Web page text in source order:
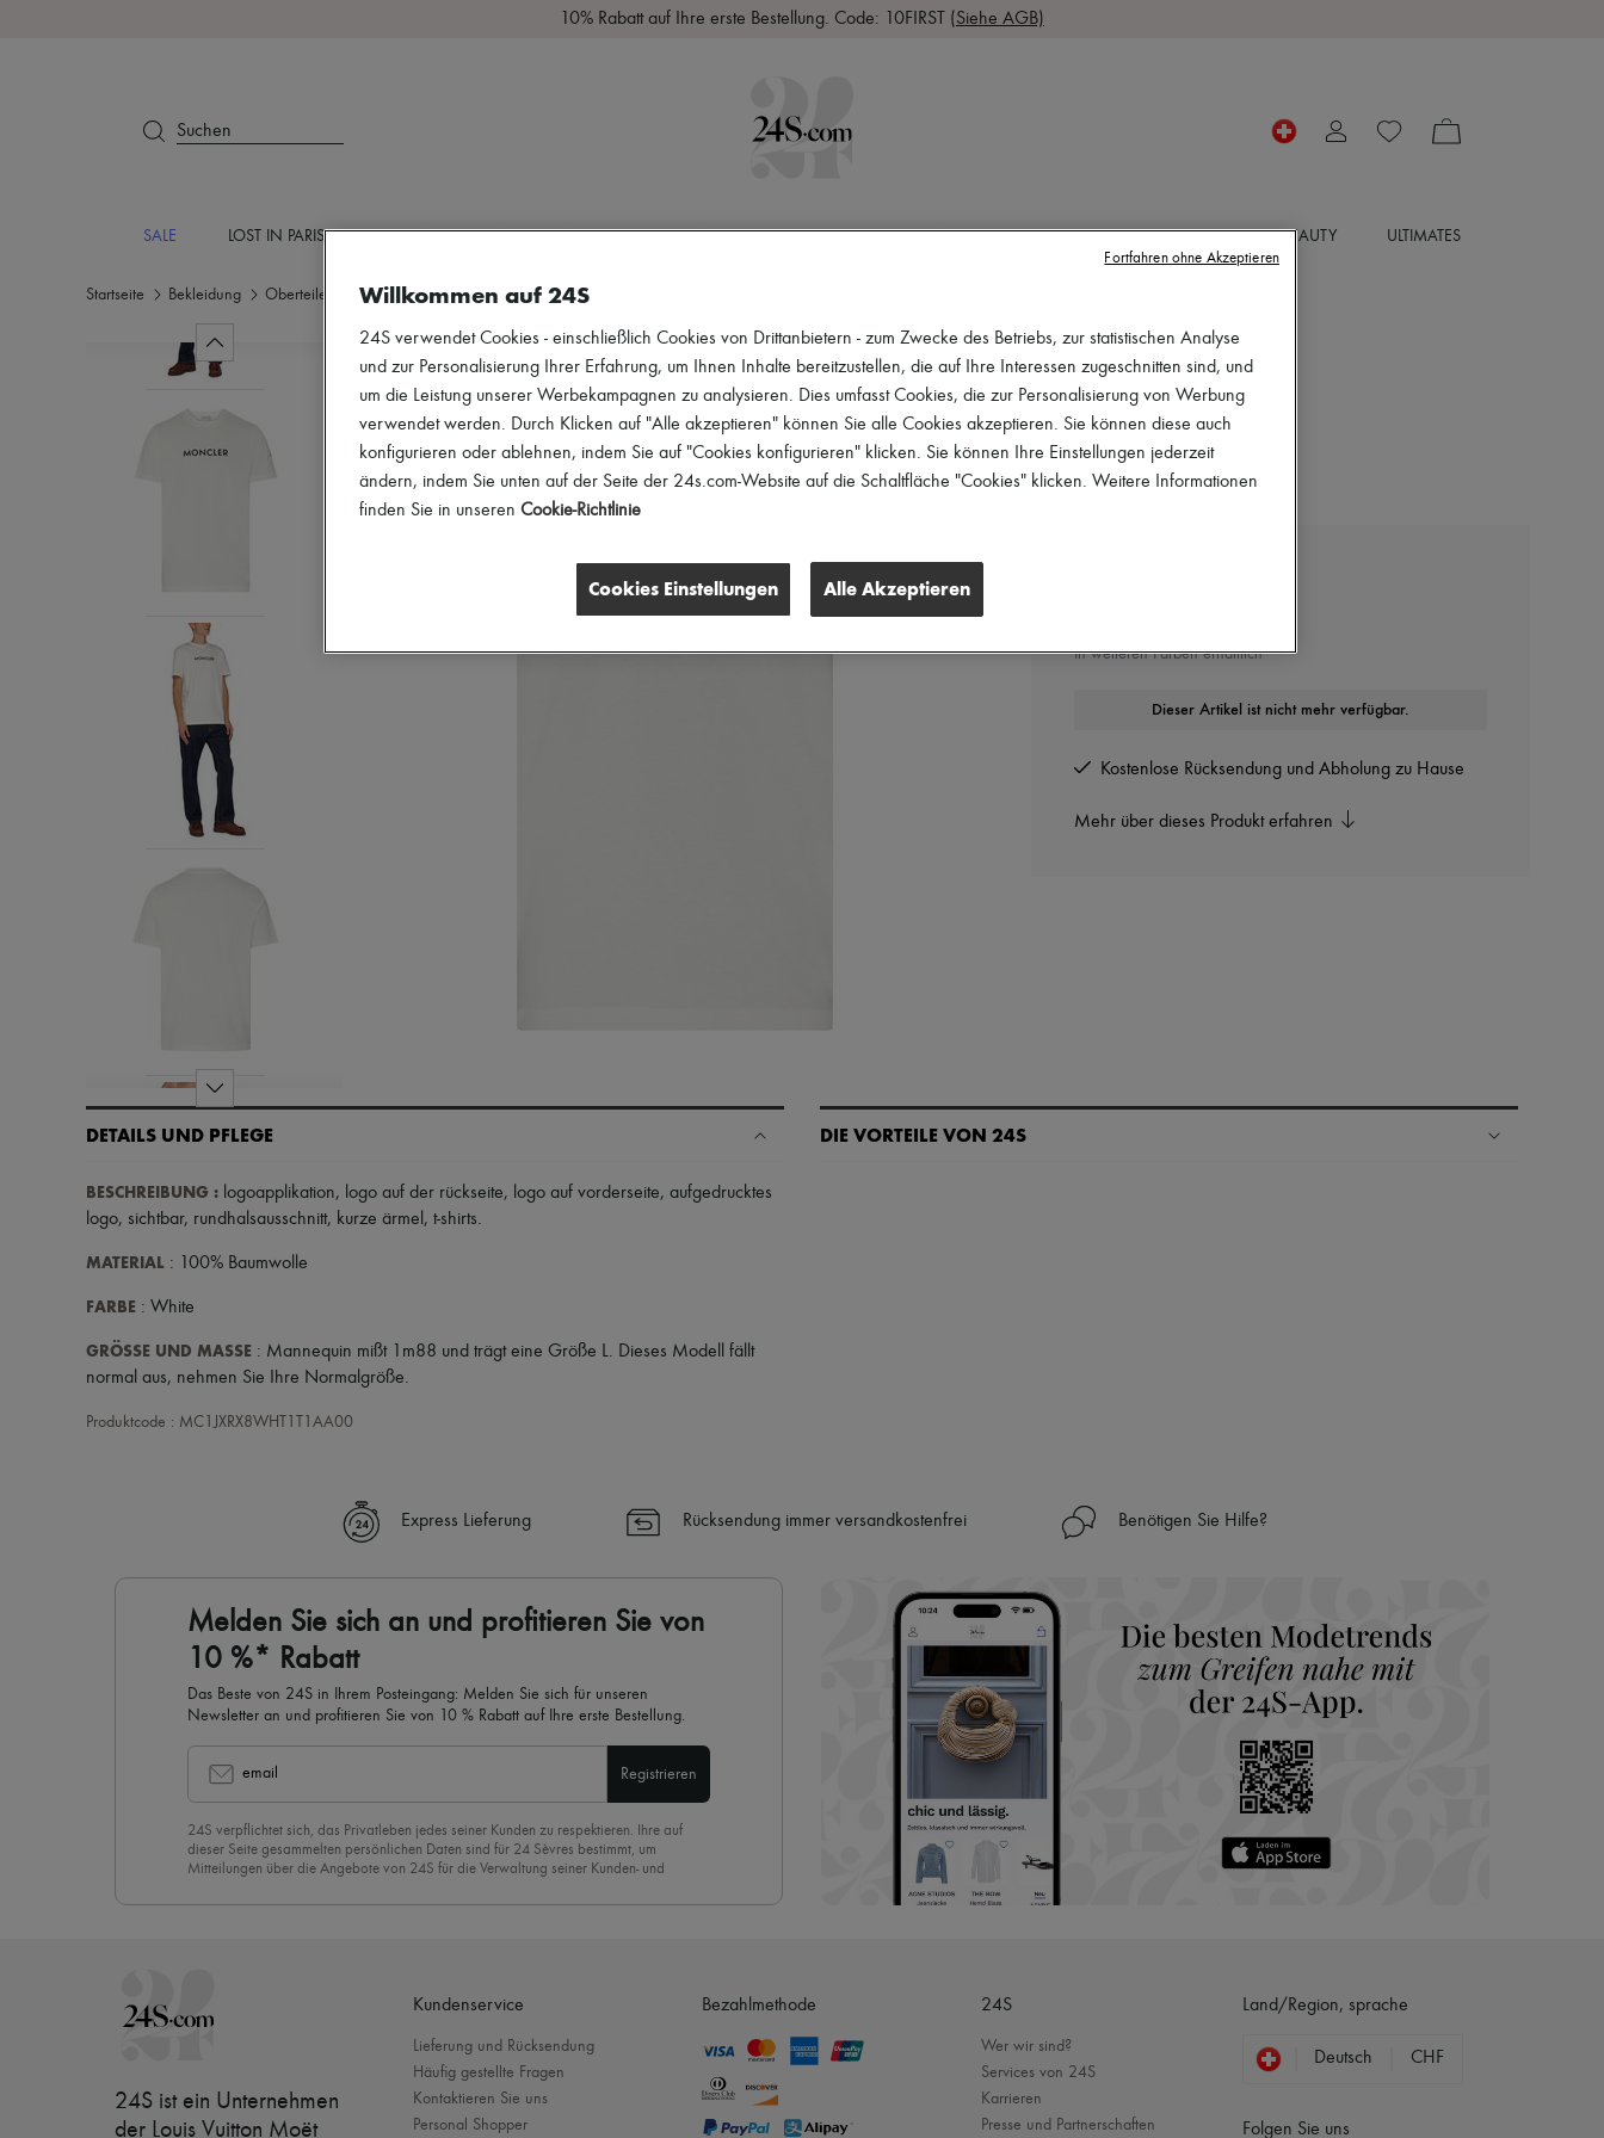
10% Rabatt auf Ihre erste Bestellung. Code: 10FIRST (Siehe AGB)
Suchen
SALE LOST IN PARIS DESIGNER NEUHEITEN BEKLEIDUNG SCHUHE TASCHEN ACCESSOIRES SCHMUCK BEAUTY ULTIMATES
Startseite Bekleidung Oberteile T-Shirt mit Logo
In weiteren Farben erhältlich
Dieser Artikel ist nicht mehr verfügbar.
Kostenlose Rücksendung und Abholung zu Hause
Mehr über dieses Produkt erfahren
DETAILS UND PFLEGE
BESCHREIBUNG : logoapplikation, logo auf der rückseite, logo auf vorderseite, aufgedrucktes
logo, sichtbar, rundhalsausschnitt, kurze ärmel , t-shirts.
MATERIAL : 100% Baumwolle
FARBE : White
GRÖSSE UND MASSE : Mannequin mißt 1m88 und trägt eine Größe L. Dieses Modell fällt
normal aus, nehmen Sie Ihre Normalgröße.
Produktcode : MC1JXRX8WHT1T1AA00
DIE VORTEILE VON 24S
Express Lieferung Rücksendung immer versandkostenfrei Benötigen Sie Hilfe?
Melden Sie sich an und profitieren Sie von
10 %* Rabatt
Das Beste von 24S in Ihrem Posteingang: Melden Sie sich für unseren
Newsletter an und profitieren Sie von 10 % Rabatt auf Ihre erste Bestellung.
email Registrieren
24S verpflichtet sich, das Privatleben jedes seiner Kunden zu respektieren. Ihre auf
dieser Seite gesammelten persönlichen Daten sind für 24 Sèvres bestimmt, um
Mitteilungen über die Angebote von 24S für die Verwaltung seiner Kunden- und
stimmen Sie unsererDatenschutzrichtlinievorbehaltlos zu. Um den Newsletter
24S ist ein Unternehmen
der Louis Vuitton Moët
Kundenservice
Lieferung und Rücksendung
Häufig gestellte Fragen
Kontaktieren Sie uns
Personal Shopper
Bezahlmethode 24S
Wer wir sind?
Services von 24S
Karrieren
Presse und Partnerschaften
Land/Region, sprache
Deutsch CHF
Folgen Sie uns
Willkommen auf 24S
24S verwendet Cookies - einschließlich Cookies von Drittanbietern - zum Zwecke des Betriebs, zur statistischen Analyse
und zur Personalisierung Ihrer Erfahrung, um Ihnen Inhalte bereitzustellen, die auf Ihre Interessen zugeschnitten sind, und
um die Leistung unserer Werbekampagnen zu analysieren. Dies umfasst Cookies, die zur Personalisierung von Werbung
verwendet werden. Durch Klicken auf "Alle akzeptieren" können Sie alle Cookies akzeptieren. Sie können diese auch
konfigurieren oder ablehnen, indem Sie auf "Cookies konfigurieren" klicken. Sie können Ihre Einstellungen jederzeit
ändern, indem Sie unten auf der Seite der 24s.com-Website auf die Schaltfläche "Cookies" klicken. Weitere Informationen
finden Sie in unseren Cookie-Richtlinie
Cookies Einstellungen Alle Akzeptieren
Fortfahren ohne Akzeptieren